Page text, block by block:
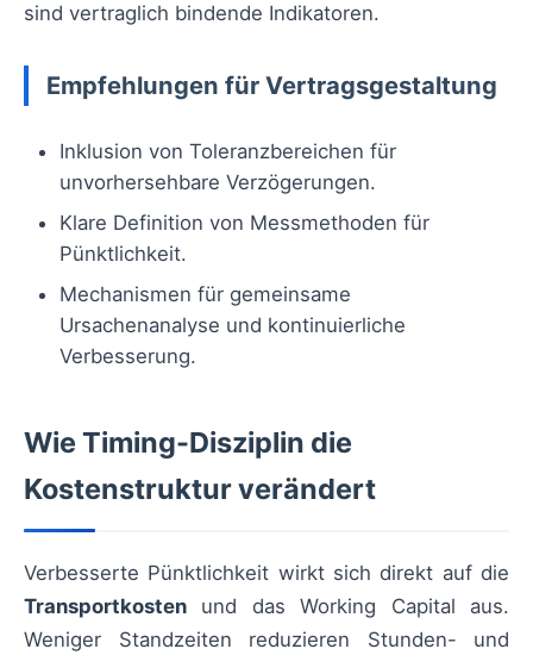
sind vertraglich bindende Indikatoren.
Empfehlungen für Vertragsgestaltung
Inklusion von Toleranzbereichen für
unvorhersehbare Verzögerungen.
Klare Definition von Messmethoden für
Pünktlichkeit.
Mechanismen für gemeinsame
Ursachenanalyse und kontinuierliche
Verbesserung.
Wie Timing-Disziplin die
Kostenstruktur verändert
Verbesserte Pünktlichkeit wirkt sich direkt auf die
Transportkosten und das Working Capital aus.
Weniger Standzeiten reduzieren Stunden- und